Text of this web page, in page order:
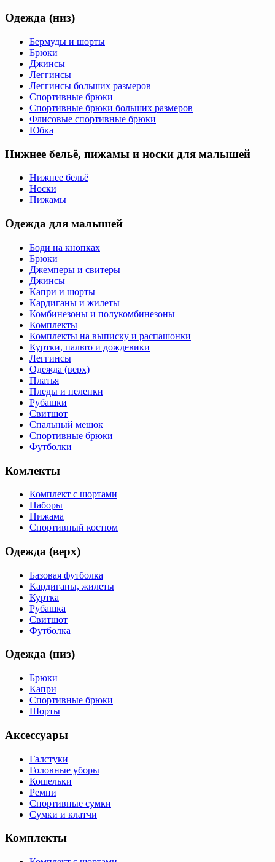
Одежда (низ)
Бермуды и шорты
Брюки
Джинсы
Леггинсы
Леггинсы больших размеров
Спортивные брюки
Спортивные брюки больших размеров
Флисовые спортивные брюки
Юбка
Нижнее бельё, пижамы и носки для малышей
Нижнее бельё
Носки
Пижамы
Одежда для малышей
Боди на кнопках
Брюки
Джемперы и свитеры
Джинсы
Капри и шорты
Кардиганы и жилеты
Комбинезоны и полукомбинезоны
Комплекты
Комплекты на выписку и распашонки
Куртки, пальто и дождевики
Леггинсы
Одежда (верх)
Платья
Пледы и пеленки
Рубашки
Свитшот
Спальный мешок
Спортивные брюки
Футболки
Комлекты
Комплект с шортами
Наборы
Пижама
Спортивный костюм
Одежда (верх)
Базовая футболка
Кардиганы, жилеты
Куртка
Рубашка
Свитшот
Футболка
Одежда (низ)
Брюки
Капри
Спортивные брюки
Шорты
Аксессуары
Галстуки
Головные уборы
Кошельки
Ремни
Спортивные сумки
Сумки и клатчи
Комплекты